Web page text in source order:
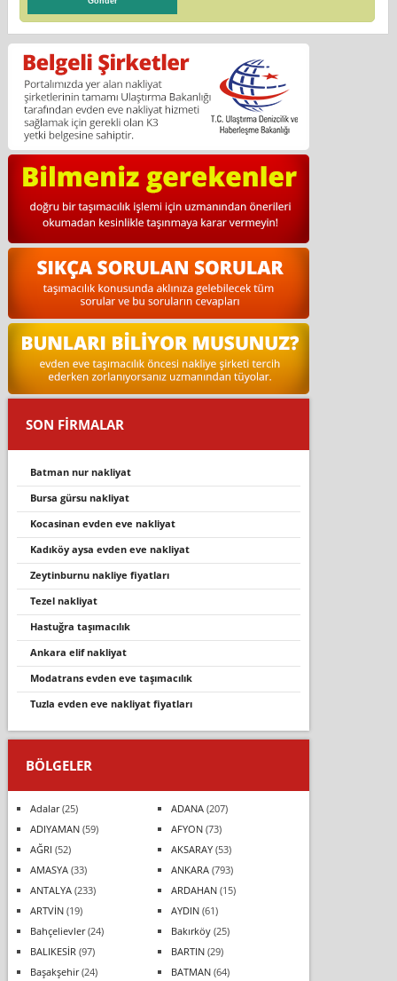
SON FİRMALAR
batman nur nakliyat
bursa gürsu nakliyat
kocasi̇nan evden eve nakli̇yat
kadıköy aysa evden eve nakliyat
zeytinburnu nakliye fiyatları
tezel nakli̇yat
hastuğra taşımacılık
ankara elif nakliyat
modatrans evden eve taşımacılık
tuzla evden eve nakliyat fiyatları
BÖLGELER
Adalar(25) ADANA(207)
ADIYAMAN(59) AFYON(73)
AĞRI (52) AKSARAY(53)
AMASYA(33) ANKARA(793)
ANTALYA(233) ARDAHAN(15)
ARTVİN(19) AYDIN(61)
Bahçelievler(24) Bakırköy(25)
BALIKESİR (97) BARTIN(29)
Başakşehir(24) BATMAN(64)